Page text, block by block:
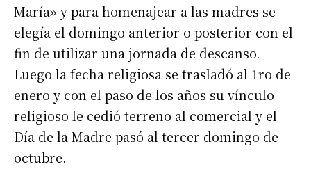
María» y para homenajear a las madres se
elegía el domingo anterior o posterior con el
fin de utilizar una jornada de descanso.
Luego la fecha religiosa se trasladó al 1ro de
enero y con el paso de los años su vínculo
religioso le cedió terreno al comercial y el
Día de la Madre pasó al tercer domingo de
octubre.